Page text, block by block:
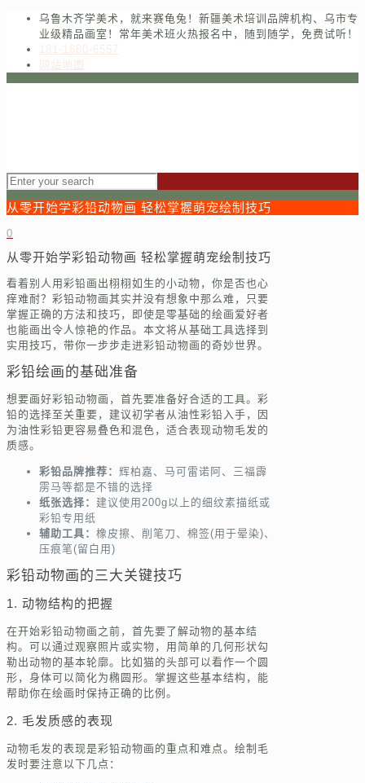
乌鲁木齐学美术，就来赛龟兔！新疆美术培训品牌机构、乌市专
业级精品画室！常年美术班火热报名中，随到随学，免费试听！
181-1680-6557
网站地图
从零开始学彩铅动物画 轻松掌握萌宠绘制技巧
0
从零开始学彩铅动物画 轻松掌握萌宠绘制技巧
看着别人用彩铅画出栩栩如生的小动物，你是否也心
痒难耐？彩铅动物画其实并没有想象中那么难，只要
掌握正确的方法和技巧，即使是零基础的绘画爱好者
也能画出令人惊艳的作品。本文将从基础工具选择到
实用技巧，带你一步步走进彩铅动物画的奇妙世界。
彩铅绘画的基础准备
想要画好彩铅动物画，首先要准备好合适的工具。彩
铅的选择至关重要，建议初学者从油性彩铅入手，因
为油性彩铅更容易叠色和混色，适合表现动物毛发的
质感。
彩铅品牌推荐： 辉柏嘉、马可雷诺阿、三福霹
雳马等都是不错的选择
纸张选择： 建议使用200g以上的细纹素描纸或
彩铅专用纸
辅助工具： 橡皮擦、削笔刀、棉签(用于晕染)、
压痕笔(留白用)
彩铅动物画的三大关键技巧
1. 动物结构的把握
在开始彩铅动物画之前，首先要了解动物的基本结
构。可以通过观察照片或实物，用简单的几何形状勾
勒出动物的基本轮廓。比如猫的头部可以看作一个圆
形，身体可以简化为椭圆形。掌握这些基本结构，能
帮助你在绘画时保持正确的比例。
2. 毛发质感的表现
动物毛发的表现是彩铅动物画的重点和难点。绘制毛
发时要注意以下几点：